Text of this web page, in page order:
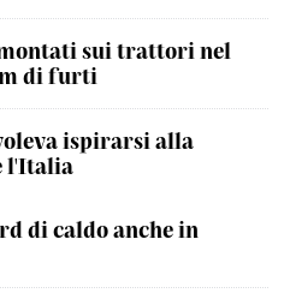
sui trattori nel
di furti
ispirarsi alla
l'Italia
di caldo anche in